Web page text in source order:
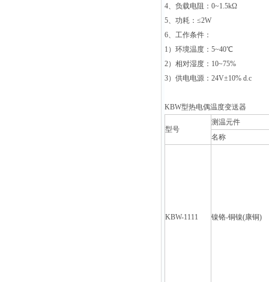
4、负载电阻：0~1.5kΩ
5、功耗：≤2W
6、工作条件：
1 ）环境温度：5~40℃
2）相对湿度：10~75%
3）供电电源：24V±10% d.c
KBW型热电偶温度变送器
型号
测温元件
名称
KBW-1111 镍铬-铜镍(康铜)